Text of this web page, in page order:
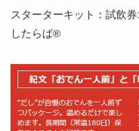
スターターキット：試飲券
したらば®